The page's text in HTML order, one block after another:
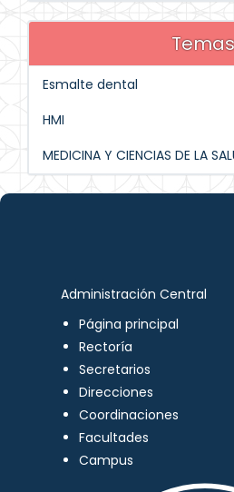
Temas
Esmalte dental
HMI
MEDICINA Y CIENCIAS DE LA
Administración Central
Página principal
Rectoría
Secretarios
Direcciones
Coordinaciones
Facultades
Campus